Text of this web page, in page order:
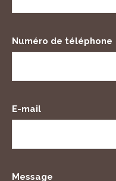
Numéro de téléphone
E-mail
Message